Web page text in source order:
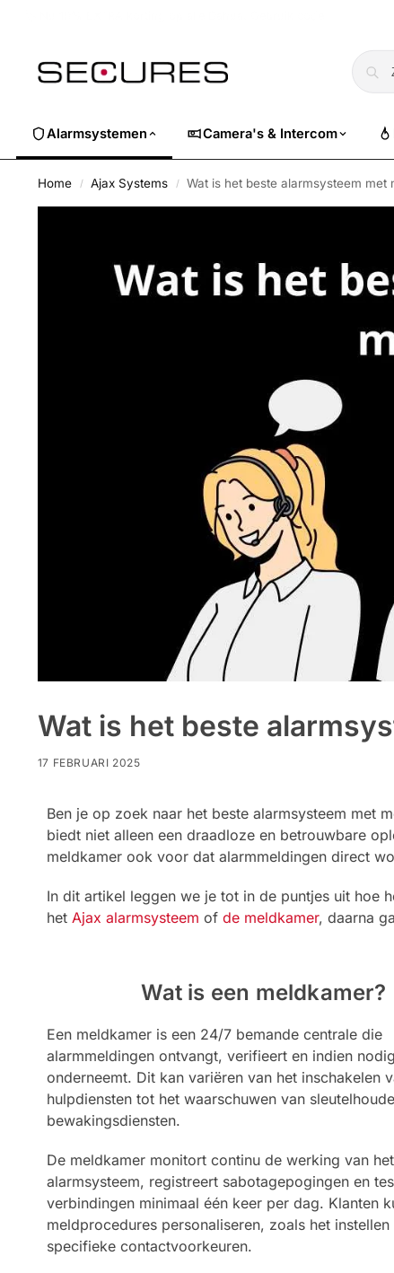
Alarmsystemen Camera's & Intercom
Home / Ajax Systems / Wat is het beste alarmsysteem met
Wat is het beste
17 FEBRUARI 2025
Ben je op zoek naar het beste alarmsysteem met
biedt niet alleen een draadloze en betrouwbare
meldkamer ook voor dat alarmmeldingen direct
In dit artikel leggen we je tot in de puntjes uit hoe
het Ajax alarmsysteem of de meldkamer, daarna
Wat is een meldkamer?
Een meldkamer is een 24/7 bemande centrale die
alarmmeldingen ontvangt, verifieert en indien
onderneemt. Dit kan variëren van het inschakelen
hulpdiensten tot het waarschuwen van
bewakingsdiensten.
De meldkamer monitort continu de werking van het
alarmsysteem, registreert sabotagepogingen en
verbindingen minimaal één keer per dag. Klanten
meldprocedures personaliseren, zoals het instellen
specifieke contactvoorkeuren.